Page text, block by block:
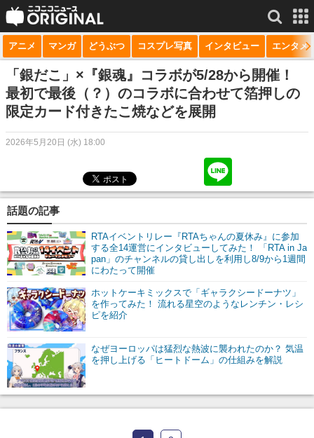
サービス一覧 もっと見る
niconico
動画
生放送
マンガ
ニコニコQ
アニメ マンガ どうぶつ コスプレ写真 インタビュー エンタメ
「銀だこ」×『銀魂』コラボが5/28から開催！
最初で最後（？）のコラボに合わせて箔押しの
限定カード付きたこ焼などを展開
2026年5月20日 (水) 18:00
話題の記事
RTAイベントリレー『RTAちゃんの夏休み』に参加
する全14運営にインタビューしてみた！ 「RTA in Ja
pan」のチャンネルの貸し出しを利用し8/9から1週間
にわたって開催
ホットケーキミックスで「ギャラクシードーナツ」
を作ってみた！ 流れる星空のようなレンチン・レシ
ピを紹介
なぜヨーロッパは猛烈な熱波に襲われたのか？ 気温
を押し上げる「ヒートドーム」の仕組みを解説